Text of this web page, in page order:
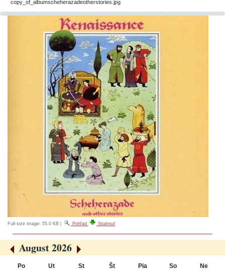
copy_of_albumscheherazadeotherstories.jpg
Full-size image: 55.0 KB Pohľad Stiahnuť
«
August 2026
»
Po Ut St Št Pia So
Ne